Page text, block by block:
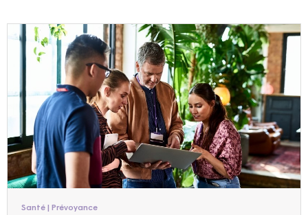
Santé | Prévoyance